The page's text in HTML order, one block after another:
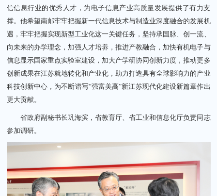
信信息行业的优秀人才，为电子信息产业高质量发展提供了有力支
撑。他希望南邮牢牢把握新一代信息技术与制造业深度融合的发展机
遇，牢牢把握实现新型工业化这一关键任务，坚持承国脉、创一流、
向未来的办学理念，加强人才培养，推进产教融合，加快有机电子与
信息显示国家重点实验室建设，加大产学研协同创新力度，推动更多
创新成果在江苏就地转化和产业化，助力打造具有全球影响力的产业
科技创新中心，为不断谱写“强富美高”新江苏现代化建设新篇章作出
更大贡献。
省政府副秘书长巩海滨，省教育厅、省工业和信息化厅负责同志
参加调研。